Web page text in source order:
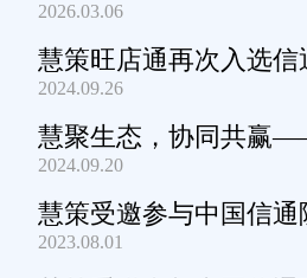
了！
2026.03.06
慧策旺店通再次入选信
字化转型产品及服务全
2024.09.26
慧聚生态，协同共赢
态交流会深圳站圆满举
2024.09.20
慧策受邀参与中国信通
产品及服务能力》规范
2023.08.01